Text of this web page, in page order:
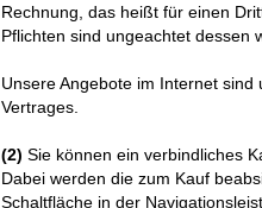
Rechnung, das heißt für einen
Pflichten sind ungeachtet dessen
Unsere Angebote im Internet
Vertrages.
(2) Sie können ein verbindliches
Dabei werden die zum Kauf
Schaltfläche in der